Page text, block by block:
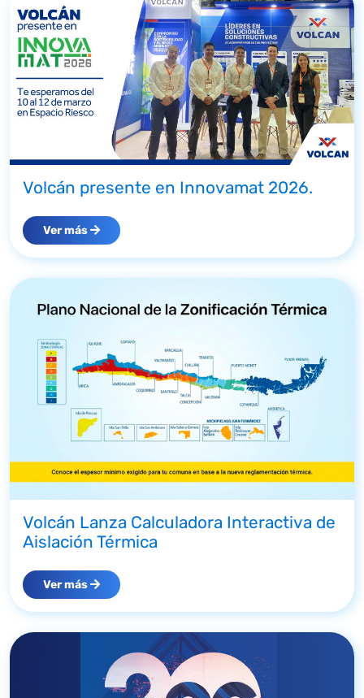
Volcán presente en Innovamat 2026.
Ver más
Volcán Lanza Calculadora Interactiva de
Aislación Térmica
Ver más